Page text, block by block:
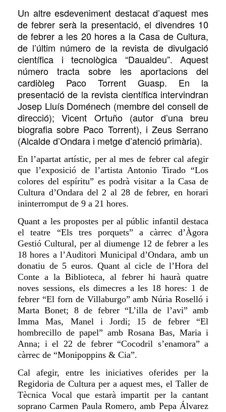
Un altre esdeveniment destacat d’aquest mes
de febrer serà la presentació, el divendres 10
de febrer a les 20 hores a la Casa de Cultura,
de l’últim número de la revista de divulgació
científica i tecnològica “Daualdeu”. Aquest
número tracta sobre les aportacions del
cardiòleg Paco Torrent Guasp. En la
presentació de la revista científica intervindran
Josep Lluís Doménech (membre del consell de
direcció); Vicent Ortuño (autor d’una breu
biografia sobre Paco Torrent), i Zeus Serrano
(Alcalde d’Ondara i metge d’atenció primària).
En l’apartat artístic, per al mes de febrer cal afegir
que l’exposició de l’artista Antonio Tirado “Los
colores del espíritu” es podrà visitar a la Casa de
Cultura d’Ondara del 2 al 28 de febrer, en horari
ininterromput de 9 a 21 hores.
Quant a les propostes per al públic infantil destaca
el teatre “Els tres porquets” a càrrec d’Àgora
Gestió Cultural, per al diumenge 12 de febrer a les
18 hores a l’Auditori Municipal d’Ondara, amb un
donatiu de 5 euros. Quant al cicle de l’Hora del
Conte a la Biblioteca, al febrer hi haurà quatre
noves sessions, els dimecres a les 18 hores: 1 de
febrer “El forn de Villaburgo” amb Núria Roselló i
Marta Bonet; 8 de febrer “L’illa de l’avi” amb
Imma Mas, Manel i Jordi; 15 de febrer “El
hombrecillo de papel” amb Rosana Bas, Maria i
Anna; iel 22 de febrer “Cocodril s’enamora” a
càrrec de “Monipoppins & Cia”.
Cal afegir, entre les iniciatives oferides per la
Regidoria de Cultura per a aquest mes, el Taller de
Tècnica Vocal que estarà impartit per la cantant
soprano Carmen Paula Romero, amb Pepa Álvarez